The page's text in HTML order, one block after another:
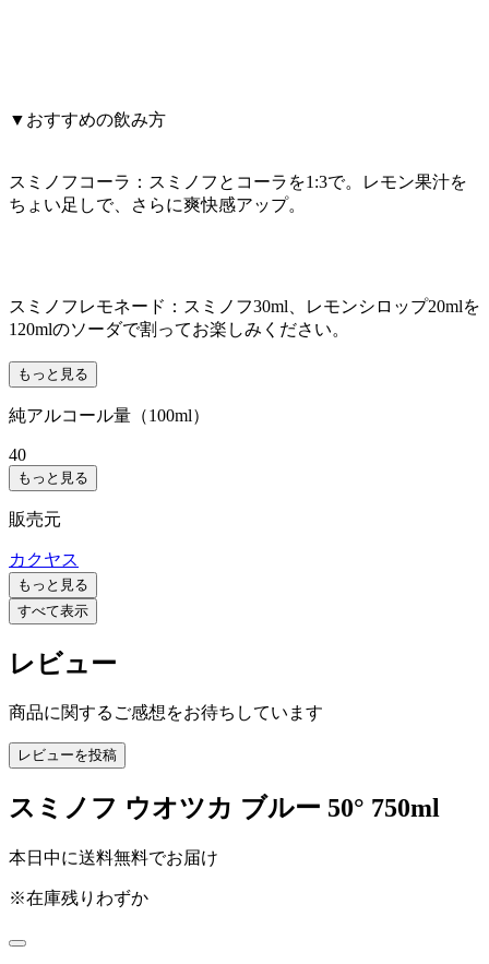
▼おすすめの飲み方
スミノフコーラ：スミノフとコーラを1:3で。レモン果汁を
ちょい足しで、さらに爽快感アップ。
スミノフレモネード：スミノフ30ml、レモンシロップ20mlを
120mlのソーダで割ってお楽しみください。
もっと見る
純アルコール量（100ml）
40
もっと見る
販売元
カクヤス
もっと見る
すべて表示
レビュー
商品に関するご感想をお待ちしています
レビューを投稿
スミノフ ウオツカ ブルー 50° 750ml
本日中に送料無料でお届け
※在庫残りわずか